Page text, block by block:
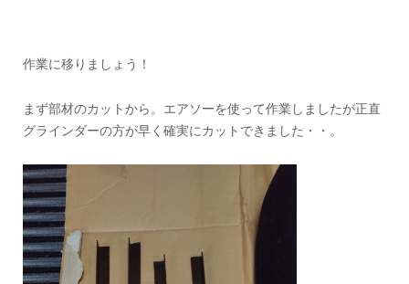
作業に移りましょう！
まず部材のカットから。エアソーを使って作業しましたが正直
グラインダーの方が早く確実にカットできました・・。